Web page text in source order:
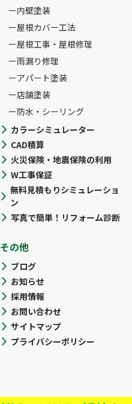
内壁塗装
屋根カバー工法
屋根工事・屋根修理
雨漏り修理
アパート塗装
店舗塗装
防水・シーリング
カラーシミュレーター
CAD積算
火災保険・地震保険の利用
W工事保証
無料見積もりシミュレーショ
ン
写真で簡単！リフォーム診断
その他
ブログ
お知らせ
採用情報
お問い合わせ
サイトマップ
プライバシーポリシー